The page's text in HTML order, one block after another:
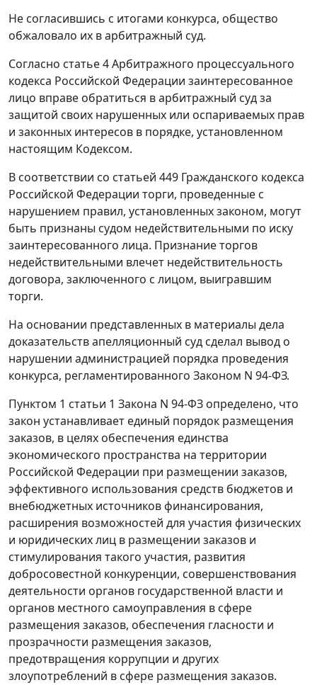
Не согласившись с итогами конкурса, общество
обжаловало их в арбитражный суд.
Согласно статье 4Арбитражного процессуального
кодекса Российской Федерации заинтересованное
лицо вправе обратиться в арбитражный суд за
защитой своих нарушенных или оспариваемых прав
и законных интересов в порядке, установленном
настоящим Кодексом.
В соответствии со статьей 449 Гражданского кодекса
Российской Федерации торги, проведенные с
нарушением правил, установленных законом, могут
быть признаны судом недействительными по иску
заинтересованного лица. Признание торгов
недействительными влечет недействительность
договора, заключенного с лицом, выигравшим
торги.
На основании представленных в материалы дела
доказательств апелляционный суд сделал вывод о
нарушении администрацией порядка проведения
конкурса, регламентированного Законом N 94-ФЗ.
Пунктом 1 статьи 1 Закона N 94-ФЗ определено, что
закон устанавливает единый порядок размещения
заказов, в целях обеспечения единства
экономического пространства на территории
Российской Федерации при размещении заказов,
эффективного использования средств бюджетов и
внебюджетных источников финансирования,
расширения возможностей для участия физических
и юридических лиц в размещении заказов и
стимулирования такого участия, развития
добросовестной конкуренции, совершенствования
деятельности органов государственной власти и
органов местного самоуправления в сфере
размещения заказов, обеспечения гласности и
прозрачности размещения заказов,
предотвращения коррупции и других
злоупотреблений в сфере размещения заказов.